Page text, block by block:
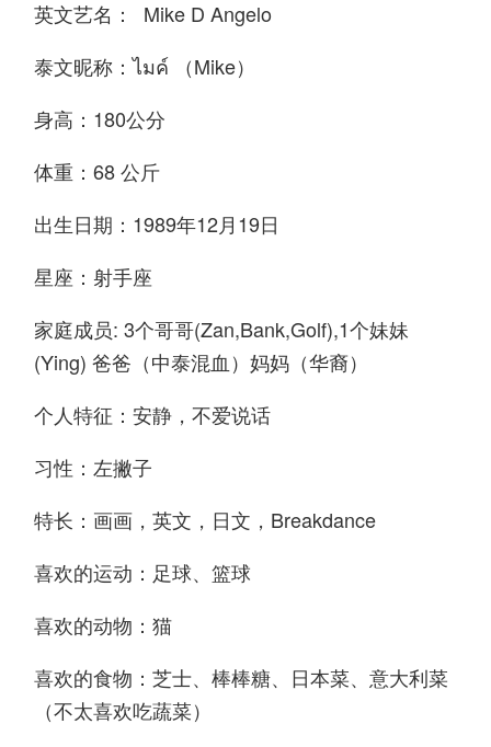
英文艺名： Mike D Angelo
泰文昵称：ไมค์ （Mike）
身高：180公分
体重：68 公斤
出生日期：1989年12月19日
星座：射手座
家庭成员: 3个哥哥(Zan,Bank,Golf),1个妹妹
(Ying) 爸爸（中泰混血）妈妈（华裔）
个人特征：安静，不爱说话
习性：左撇子
特长：画画，英文，日文，Breakdance
喜欢的运动：足球、篮球
喜欢的动物：猫
喜欢的食物：芝士、棒棒糖、日本菜、意大利菜
（不太喜欢吃蔬菜）